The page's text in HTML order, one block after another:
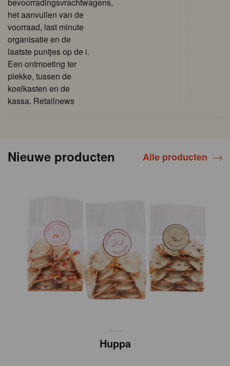
het aanvullen van de
voorraad, last minute
organisatie en de
laatste puntjes op de i.
Een ontmoeting ter
plekke, tussen de
koelkasten en de
kassa. Retailnews
Nieuwe producten Alle producten
Huppa